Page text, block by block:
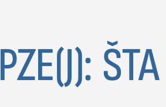
Type
PZE(J):